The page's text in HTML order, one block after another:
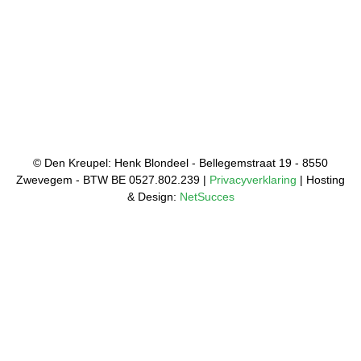
© Den Kreupel: Henk Blondeel - Bellegemstraat 19 - 8550
Zwevegem - BTW BE 0527.802.239 | Privacyverklaring | Hosting
& Design: NetSucces